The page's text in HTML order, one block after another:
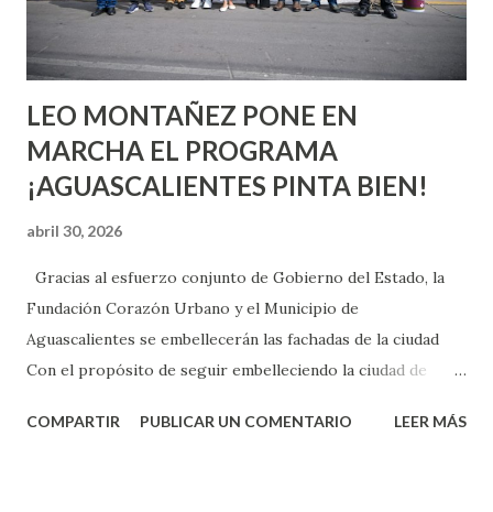
experiencia te dirá, siempre es mejor cuando ambas partes
son suficientemen...
LEO MONTAÑEZ PONE EN
MARCHA EL PROGRAMA
¡AGUASCALIENTES PINTA BIEN!
abril 30, 2026
Gracias al esfuerzo conjunto de Gobierno del Estado, la
Fundación Corazón Urbano y el Municipio de
Aguascalientes se embellecerán las fachadas de la ciudad
Con el propósito de seguir embelleciendo la ciudad de
municipal, Leo Montañez dio inicio al programa
COMPARTIR PUBLICAR UN COMENTARIO LEER MÁS